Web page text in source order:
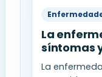
La
síntomas
La